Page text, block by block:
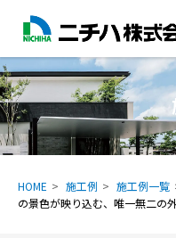
HOME 施工例 施工例一覧
の景色が映り込む、唯一無二の